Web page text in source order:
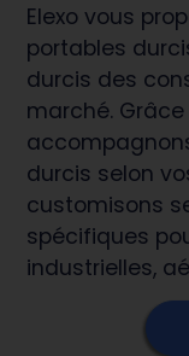
Elexo vous
portables
durcis des
marché. Grâce
durcis selon
customisons
spécifiques
industrielles,